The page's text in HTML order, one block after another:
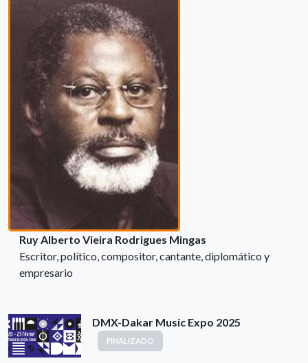
Ruy Alberto Vieira Rodrigues Mingas
Escritor, político, compositor, cantante, diplomático y
empresario
DMX-Dakar Music Expo 2025
FINALIZADO